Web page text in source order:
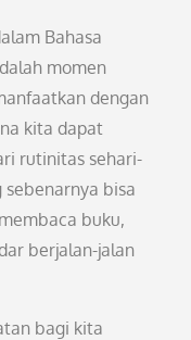
Bahasa
momen
dengan
kita dapat
rutinitas sehari-
bisa
buku,
berjalan-jalan
bagi kita